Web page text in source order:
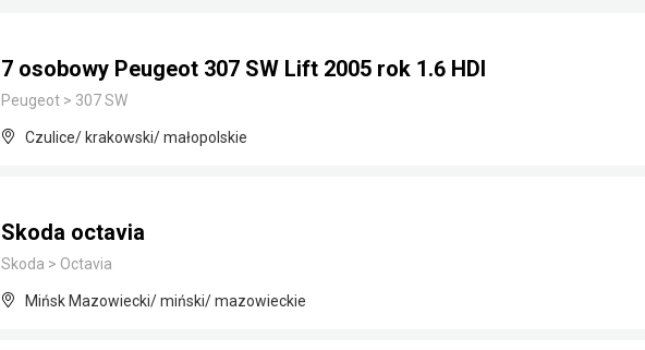
7 osobowy Peugeot 307 SW Lift 2005 rok 1.6 HDI
Peugeot > 307 SW
Czulice/ krakowski/ małopolskie
Skoda octavia
Skoda > Octavia
Mińsk Mazowiecki/ miński/ mazowieckie